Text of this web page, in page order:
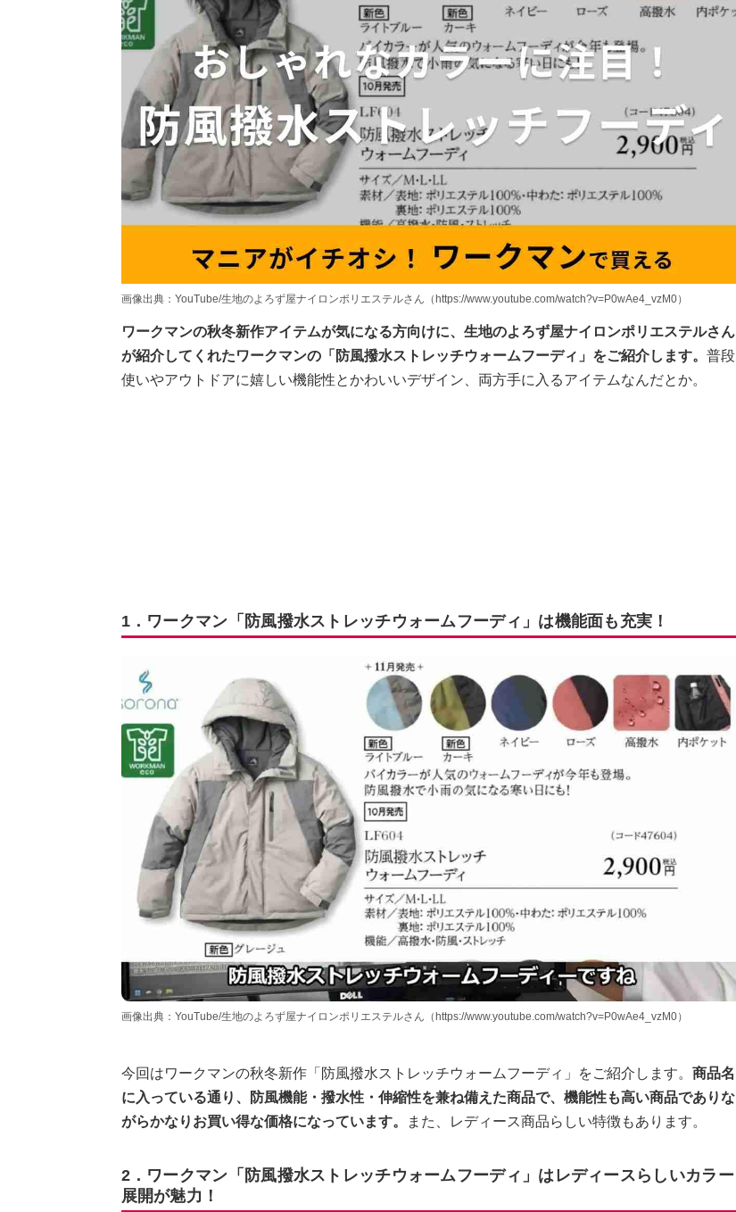
画像出典：YouTube/生地のよろず屋ナイロンポリエステルさん（https://www.youtube.com/watch?v=P0wAe4_vzM0）
ワークマンの秋冬新作アイテムが気になる方向けに、生地のよろず屋ナイロンポリエステルさん
が紹介してくれたワークマンの「防風撥水ストレッチウォームフーディ」をご紹介します。 普段
使いやアウトドアに嬉しい機能性とかわいいデザイン、両方手に入るアイテムなんだとか。
1．ワークマン「防風撥水ストレッチウォームフーディ」は機能面も充実！
画像出典：YouTube/生地のよろず屋ナイロンポリエステルさん（https://www.youtube.com/watch?v=P0wAe4_vzM0）
今回はワークマンの秋冬新作「防風撥水ストレッチウォームフーディ」をご紹介します。 商品名
に入っている通り、防風機能・撥水性・伸縮性を兼ね備えた商品で、機能性も高い商品でありな
がらかなりお買い得な価格になっています。
また、レディース商品らしい特徴もあります。
2．ワークマン「防風撥水ストレッチウォームフーディ」はレディースらしいカラー
展開が魅力！